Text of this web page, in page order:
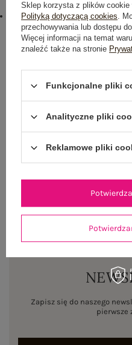
#D22D7D#FFFFFF
emblemat_FP:
txt_COTTON
Rozmiar: S
Rozmiar: M
Centrum Logistyczne Nadarzyn
Zapisz się do naszego
pierwsze
Sklep korzysta z plików cookie
Polityką dotyczącą cookies.
przechowywania lub dostępu
Więcej informacji na temat
znaleźć także na stronie
Funkcjonalne pliki
Analityczne pliki
Reklamowe pliki